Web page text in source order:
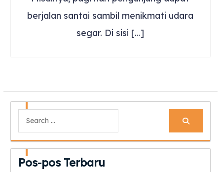
berjalan santai sambil menikmati udara
segar. Di sisi […]
Pos-pos Terbaru